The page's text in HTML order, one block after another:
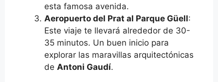
esta famosa avenida.
Aeropuerto del Prat al Parque Güell:
Este viaje te llevará alrededor de 30-
35 minutos. Un buen inicio para
explorar las maravillas arquitectónicas
de Antoni Gaudí.